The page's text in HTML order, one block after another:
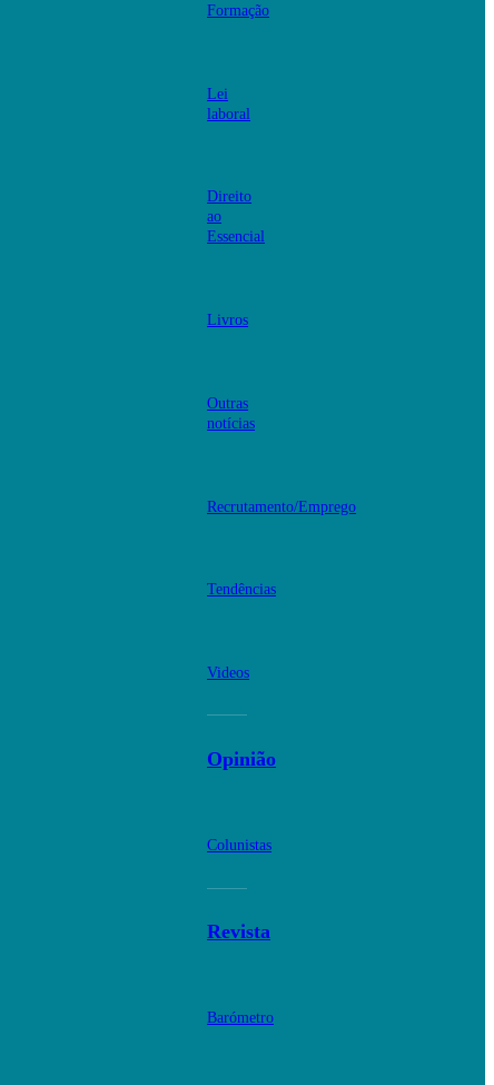
Formação
Lei
laboral
Direito
ao
Essencial
Livros
Outras
notícias
Recrutamento/Emprego
Tendências
Videos
Opinião
Colunistas
Revista
Barómetro